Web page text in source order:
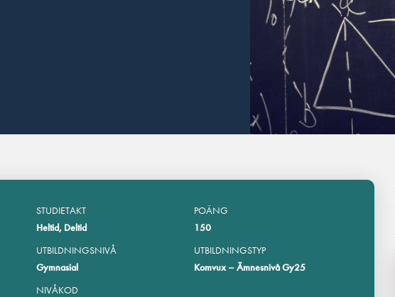
STUDIETAKT
Heltid, Deltid
POÄNG
150
UTBILDNINGSNIVÅ
Gymnasial
UTBILDNINGSTYP
Komvux – Ämnesnivå Gy25
NIVÅKOD